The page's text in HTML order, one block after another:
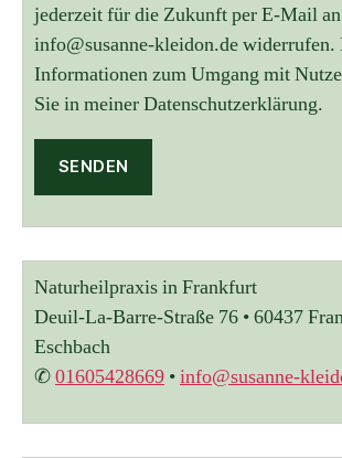
jederzeit für die Zukunft per E-Mail an
info@susanne-kleidon.de
Informationen zum Umgang mit
Sie in meiner Datenschutzerklärung.
A
e
r
n
a
t
v
Naturheilpraxis in Frankfurt
Deuil-La-Barre-Straße 76 • 60437
Eschbach
✆01605428669 •info@susanne-